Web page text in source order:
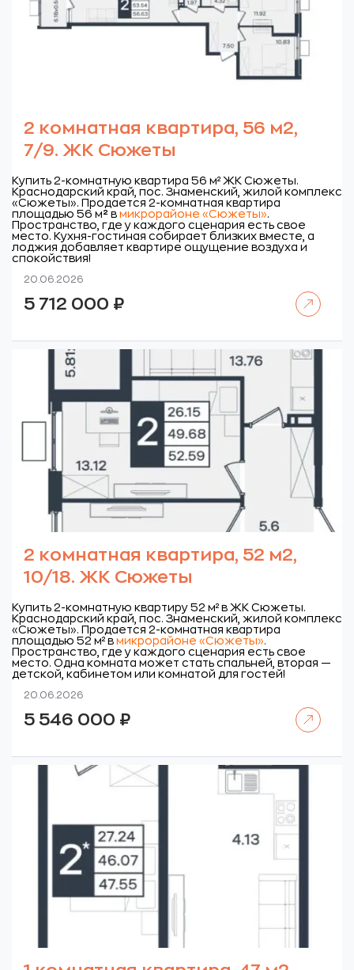
2 комнатная квартира, 56 м2,
7/9. ЖК Сюжеты
Купить 2-комнатную квартира 56 м² ЖК Сюжеты.
Краснодарский край, пос. Знаменский, жилой комплекс
«Сюжеты». Продается 2-комнатная квартира
площадью 56 м² в микрорайоне «Сюжеты».
Пространство, где у каждого сценария есть свое
место. Кухня-гостиная собирает близких вместе, а
лоджия добавляет квартире ощущение воздуха и
спокойствия!
20.06.2026
5 712 000 ₽
2 комнатная квартира, 52 м2,
10/18. ЖК Сюжеты
Купить 2-комнатную квартиру 52 м² в ЖК Сюжеты.
Краснодарский край, пос. Знаменский, жилой комплекс
«Сюжеты». Продается 2-комнатная квартира
площадью 52 м² в микрорайоне «Сюжеты».
Пространство, где у каждого сценария есть свое
место. Одна комната может стать спальней, вторая —
детской, кабинетом или комнатой для гостей!
20.06.2026
5 546 000 ₽